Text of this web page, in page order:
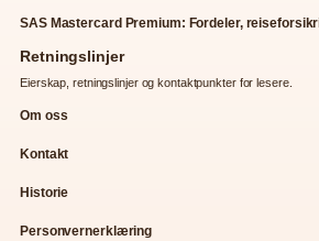
SAS Mastercard Premium: Fordeler,
Retningslinjer
Eierskap, retningslinjer og kontaktpunkter for lesere.
Om oss
Kontakt
Historie
Personvernerklæring